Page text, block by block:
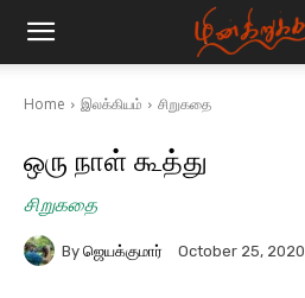
Home இலக்கியம் சிறுகதை
ஒரு நாள் கூத்து
சிறுகதை
By ஜெயக்குமார் October 25, 2020